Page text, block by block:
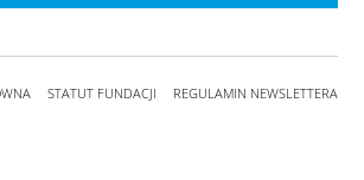
STATUT FUNDACJI REGULAMIN NEWSLETTERA